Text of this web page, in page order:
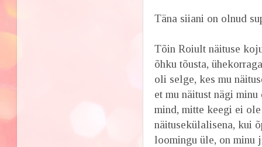
Täna siiani on olnud
Tõin Roiult näituse
õhku tõusta,
oli selge, kes mu
et mu näitust nägi
mind, mitte keegi ei
näitusekülalisena, kui
loomingu üle, on minu